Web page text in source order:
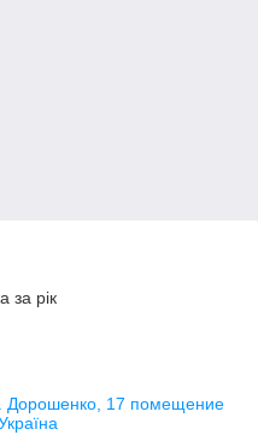
за рік
Дорошенко, 17 помещение